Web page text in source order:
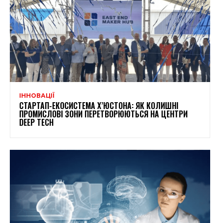
ІННОВАЦІЇ
СТАРТАП-ЕКОСИСТЕМА Х’ЮСТОНА: ЯК КОЛИШНІ
ПРОМИСЛОВІ ЗОНИ ПЕРЕТВОРЮЮТЬСЯ НА ЦЕНТРИ
DEEP TECH